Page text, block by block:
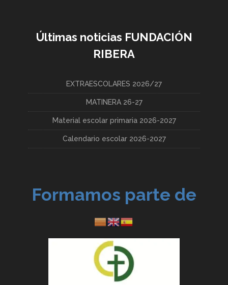
Últimas noticias FUNDACIÓN
RIBERA
EXTRAESCOLARES 2026/27
MATINERA 26-27
Material escolar primaria 2026-2027
Calendario escolar 2026-2027
Formamos parte de